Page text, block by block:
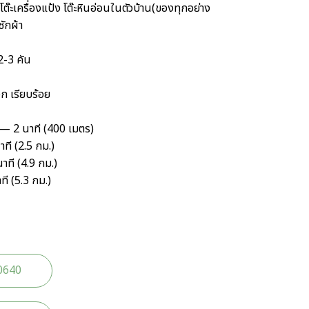
ะเครื่องแป้ง โต๊ะหินอ่อนในตัวบ้าน(ของทุกอย่าง
กผ้า
3 คัน
เรียบร้อย
2 นาที (400 เมตร)
(2.5 กม.)
ที (4.9 กม.)
(5.3 กม.)